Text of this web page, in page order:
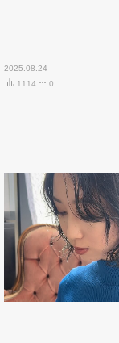
2025.08.24
1114
0